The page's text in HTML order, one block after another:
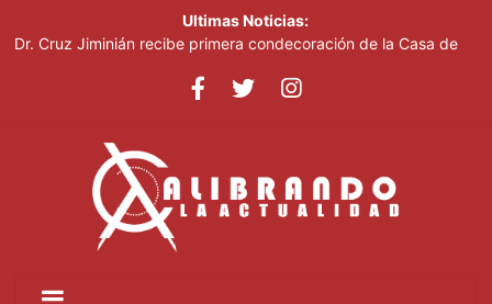
Ultimas Noticias:
Dr. Cruz Jiminián recibe primera condecoración de la Casa de
El mundo del fútbol despide a Jorge Messi, padre del astro
Johnny Pujols: "Hay decenas de miles de ciudadanos que
quieren inscribirse en el PLD"
César Fernández acusa al Gobierno de presentar logros que no
reflejan la realidad económica